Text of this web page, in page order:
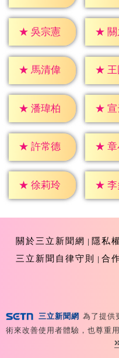
★ 吳宗憲 ★
★ 馬清偉 ★
★ 潘瑋柏 ★ 宣
★ 許常德 ★
★ 徐莉玲 ★
關於三立新聞網
隱私
三立新聞自律守則
合
Reserved 版權所有 盜用
號
三立新聞網 為了提供
術來改善使用者體驗，也尊重